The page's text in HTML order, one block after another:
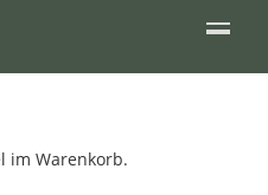
im Warenkorb.